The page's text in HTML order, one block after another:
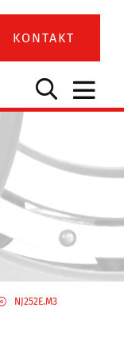
KONTAKT
NJ252E.M3